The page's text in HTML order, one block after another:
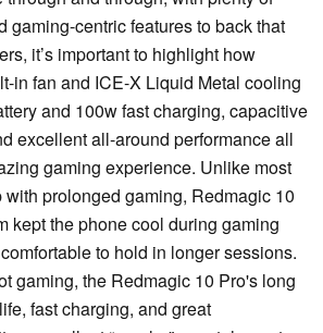
gaming-centric features to back that
it’s important to highlight how
in fan and ICE-X Liquid Metal cooling
and 100w fast charging, capacitive
excellent all-around performance all
gaming experience. Unlike most
prolonged gaming, Redmagic 10
kept the phone cool during gaming
to hold in longer sessions.
gaming, the Redmagic 10 Pro's long
fast charging, and great